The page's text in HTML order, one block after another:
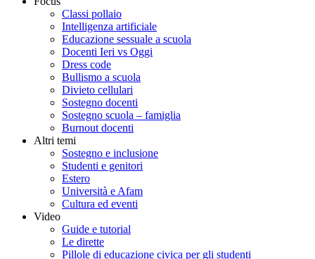
Classi pollaio
Intelligenza artificiale
Educazione sessuale a scuola
Docenti Ieri vs Oggi
Dress code
Bullismo a scuola
Divieto cellulari
Sostegno docenti
Sostegno scuola – famiglia
Burnout docenti
Altri temi
Sostegno e inclusione
Studenti e genitori
Estero
Università e Afam
Cultura ed eventi
Video
Guide e tutorial
Le dirette
Pillole di educazione civica per gli studenti